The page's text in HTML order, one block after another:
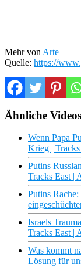
Mehr von Arte
Quelle: https://
Ähnliche
Wenn Papa
Krieg |
Putins
Tracks East |
Putins
Israels
Tracks East |
Was kommt
Lösung für